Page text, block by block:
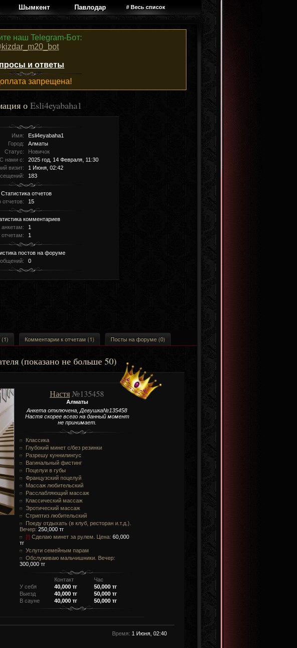
Шымкент Павлодар # Весь список
наш Telegram-Бот:
и ответы
запрещена!
о Esli4eyabaha1
Имя:
Esli4eyabaha1
Город:
Алматы
Статус:
Новичок
С нами с:
2025 год, 14 Февраля, 11:30
визит:
1 Июня, 02:42
183
Статистика отчетов
отчетов:
15
комментариев
1
1
постов на форуме
0
(1) Комментарии к отчетам (1) Посты на форуме (0)
(показано не больше 50)
Настя№135458
Алматы
Анкета отключена, Девушка№135458
Настя скорее всего на данный момент
не принимает.
Классика
Глубокий минет c/без резинки
Разрешу куннилингус
Вагинальный фистинг
Поцелуи в губы
Французский поцелуй
Массаж любительский
Расслабляющий массаж
Классический массаж
Эротический массаж
Стриптиз любительский
Поеду отдыхать (в клуб, ресторан и.т.д.).
Вечер: 250,000 тг
[!] Сделаю минет за рулем. Цена: 60,000
тг
Услуги семейным парам
Обслуживаю мальчишники. Вечер:
300,000 тг
Контакт
Час
У себя
40,000 тг
50,000 тг
Выезд
40,000 тг
50,000 тг
В сауне
40,000 тг 50,000 тг
Время: 1 Июня, 02:40